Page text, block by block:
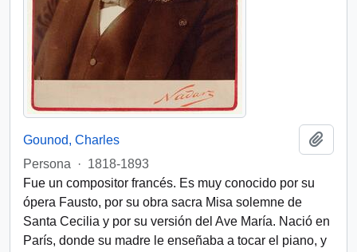
Gounod, Charles
Persona
· 1818-1893
Fue un compositor francés. Es muy conocido por su
ópera Fausto, por su obra sacra Misa solemne de
Santa Cecilia y por su versión del Ave María. Nació en
París, donde su madre le enseñaba a tocar el piano, y